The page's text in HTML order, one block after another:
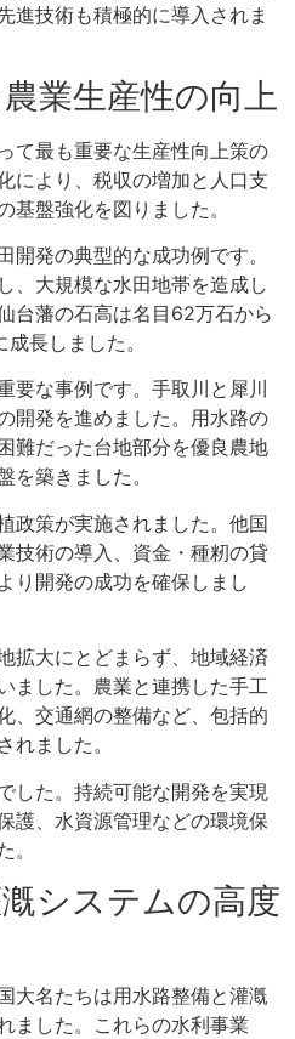
進技術も積極的に導入されま
業生産性の向上
て最も重要な生産性向上策の
により、税収の増加と人口支
基盤強化を図りました。
発の典型的な成功例です。
、大規模な水田地帯を造成し
台藩の石高は名目62万石から
長しました。
要な事例です。手取川と犀川
開発を進めました。用水路の
難だった台地部分を優良農地
を築きました。
政策が実施されました。他国
技術の導入、資金・種籾の貸
り開発の成功を確保しまし
拡大にとどまらず、地域経済
ました。農業と連携した手工
、交通網の整備など、包括的
れました。
した。持続可能な開発を実現
護、水資源管理などの環境保
。
システムの高度
大名たちは用水路整備と灌漑
ました。これらの水利事業